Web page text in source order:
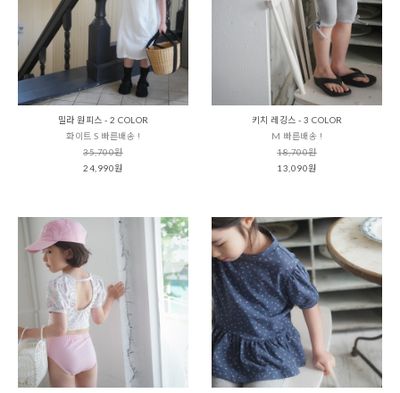
밀라 원피스 - 2 COLOR
화이트 S 빠른배송 !
35,700원
24,990원
키치 레깅스 - 3 COLOR
M 빠른배송 !
18,700원
13,090원